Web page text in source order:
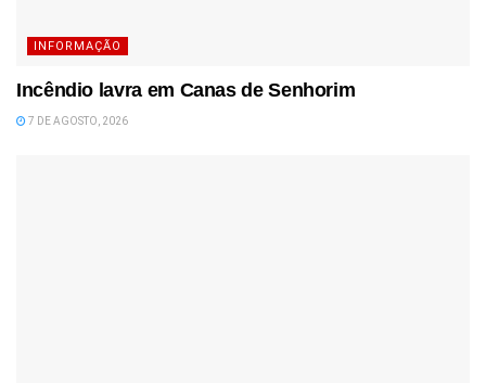
INFORMAÇÃO
Incêndio lavra em Canas de Senhorim
7 DE AGOSTO, 2026